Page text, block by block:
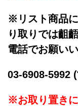
※リスト商品
り取りでは齟
電話でお願い
03-6908-5992
※お取り置き